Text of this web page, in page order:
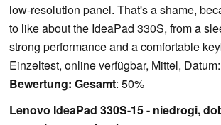
low-resolution panel. That's a shame,
to like about the IdeaPad 330S, from a
strong performance and a comfortable
Einzeltest, online verfügbar, Mittel,
Bewertung: Gesamt: 50%
Lenovo IdeaPad 330S-15 - niedrogi,